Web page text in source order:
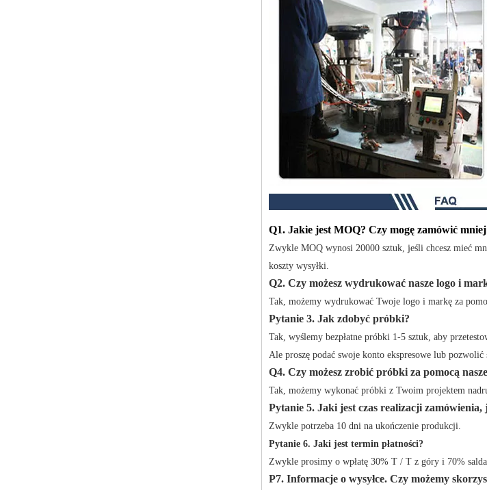
Q1. Jakie jest MOQ? Czy mogę zamówić
Zwykle MOQ wynosi 20000 sztuk, jeśli chcesz mieć
koszty wysyłki.
Q2. Czy możesz wydrukować nasze logo i
Tak, możemy wydrukować Twoje logo i markę za
Pytanie 3. Jak zdobyć próbki?
Tak, wyślemy bezpłatne próbki 1-5 sztuk, aby
Ale proszę podać swoje konto ekspresowe lub pozwolić
Q4. Czy możesz zrobić próbki za pomocą
Tak, możemy wykonać próbki z Twoim projektem
Pytanie 5. Jaki jest czas realizacji zamówienia,
Zwykle potrzeba 10 dni na ukończenie produkcji.
Pytanie 6. Jaki jest termin płatności?
Zwykle prosimy o wpłatę 30% T / T z góry i 70%
P7. Informacje o wysyłce. Czy możemy